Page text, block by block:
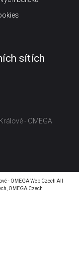
sítích
- OMEGA Web Czech All
OMEGA Czech